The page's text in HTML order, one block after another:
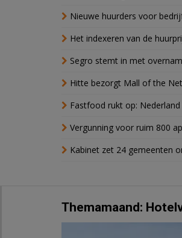
Nieuwe huurders voor
Het indexeren van de
Segro stemt in met
Hitte bezorgt Mall of the
Fastfood rukt op:
Vergunning voor ruim 800
Kabinet zet 24 gemeenten
Themamaand: